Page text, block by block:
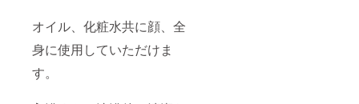
オイル、化粧水共に顔、全
身に使用していただけま
す。